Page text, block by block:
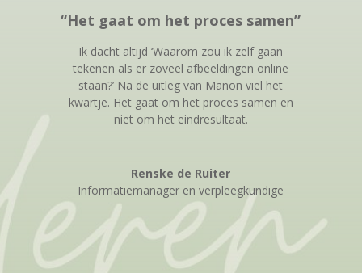
“Het gaat om het proces samen”
Ik dacht altijd ‘Waarom zou ik zelf gaan
tekenen als er zoveel afbeeldingen online
staan?’ Na de uitleg van Manon viel het
kwartje. Het gaat om het proces samen en
niet om het eindresultaat.
Renske de Ruiter
Informatiemanager en verpleegkundige